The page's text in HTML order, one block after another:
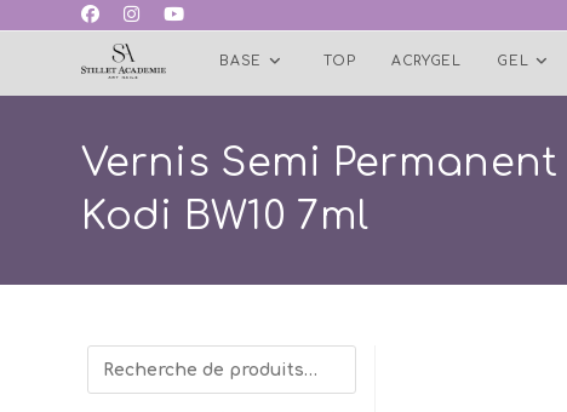
BASE TOP ACRYGEL GEL
Vernis Semi Permanent
Kodi BW10 7ml